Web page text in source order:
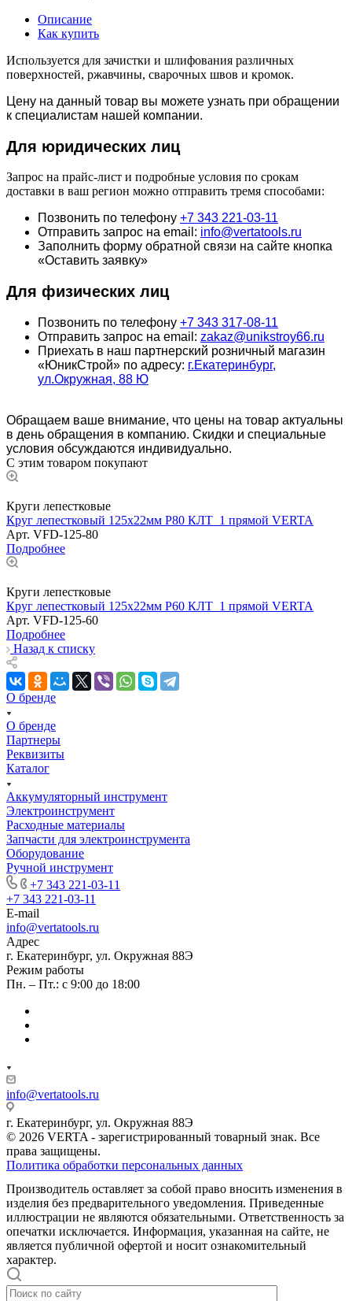
Описание
Как купить
Используется для зачистки и шлифования различных
поверхностей, ржавчины, сварочных швов и кромок.
Цену на данный товар вы можете узнать при обращении
к специалистам нашей компании.
Для юридических лиц
Запрос на прайс-лист и подробные условия по срокам
доставки в ваш регион можно отправить тремя способами:
Позвонить по телефону +7 343 221-03-11
Отправить запрос на email: info@vertatools.ru
Заполнить форму обратной связи на сайте кнопка
«Оставить заявку»
Для физических лиц
Позвонить по телефону +7 343 317-08-11
Отправить запрос на email: zakaz@unikstroy66.ru
Приехать в наш партнерский розничный магазин
«ЮникСтрой» по адресу: г.Екатеринбург,
ул.Окружная, 88 Ю
Обращаем ваше внимание, что цены на товар актуальны
в день обращения в компанию. Скидки и специальные
условия обсуждаются индивидуально.
С этим товаром покупают
Круги лепестковые
Круг лепестковый 125х22мм Р80 КЛТ_1 прямой VERTA
Арт. VFD-125-80
Подробнее
Круги лепестковые
Круг лепестковый 125х22мм Р60 КЛТ_1 прямой VERTA
Арт. VFD-125-60
Подробнее
Назад к списку
О бренде
О бренде
Партнеры
Реквизиты
Каталог
Аккумуляторный инструмент
Электроинструмент
Расходные материалы
Запчасти для электроинструмента
Оборудование
Ручной инструмент
+7 343 221-03-11
+7 343 221-03-11
E-mail
info@vertatools.ru
Адрес
г. Екатеринбург, ул. Окружная 88Э
Режим работы
Пн. – Пт.: с 9:00 до 18:00
info@vertatools.ru
г. Екатеринбург, ул. Окружная 88Э
© 2026 VERTA - зарегистрированный товарный знак. Все
права защищены.
Политика обработки персональных данных
Производитель оставляет за собой право вносить изменения в
изделия без предварительного уведомления. Приведенные
иллюстрации не являются обязательными. Ответственность за
опечатки исключается. Информация, указанная на сайте, не
является публичной офертой и носит ознакомительный
характер.